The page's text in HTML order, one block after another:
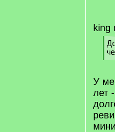
king
[
q
][
q
]
У
лет